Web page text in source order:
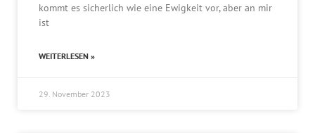
kommt es sicherlich wie eine Ewigkeit vor, aber an mir
ist
WEITERLESEN »
29. November 2023